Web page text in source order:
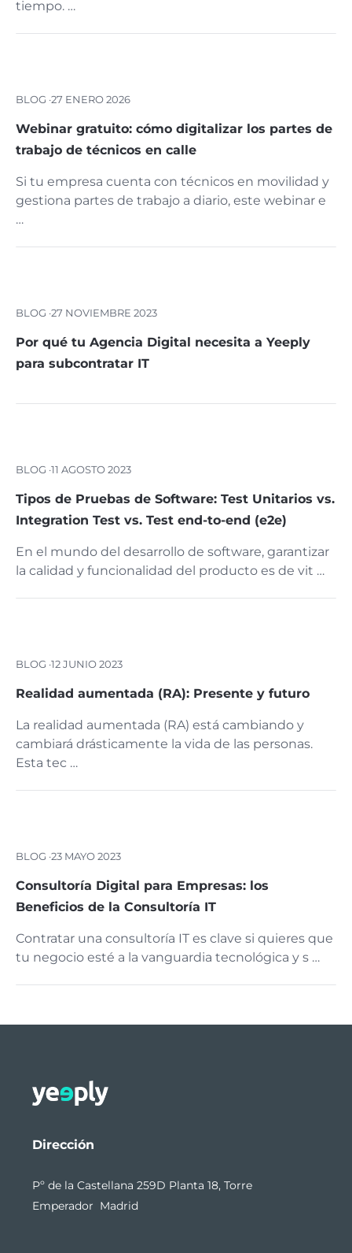
tiempo. …
BLOG ·27 ENERO 2026
Webinar gratuito: cómo digitalizar los partes de
trabajo de técnicos en calle
Si tu empresa cuenta con técnicos en movilidad y
gestiona partes de trabajo a diario, este webinar e
…
BLOG ·27 NOVIEMBRE 2023
Por qué tu Agencia Digital necesita a Yeeply
para subcontratar IT
BLOG ·11 AGOSTO 2023
Tipos de Pruebas de Software: Test Unitarios vs.
Integration Test vs. Test end-to-end (e2e)
En el mundo del desarrollo de software, garantizar
la calidad y funcionalidad del producto es de vit …
BLOG ·12 JUNIO 2023
Realidad aumentada (RA): Presente y futuro
La realidad aumentada (RA) está cambiando y
cambiará drásticamente la vida de las personas.
Esta tec …
BLOG ·23 MAYO 2023
Consultoría Digital para Empresas: los
Beneficios de la Consultoría IT
Contratar una consultoría IT es clave si quieres que
tu negocio esté a la vanguardia tecnológica y s …
Dirección
Pº de la Castellana 259D Planta 18, Torre
Emperador Madrid